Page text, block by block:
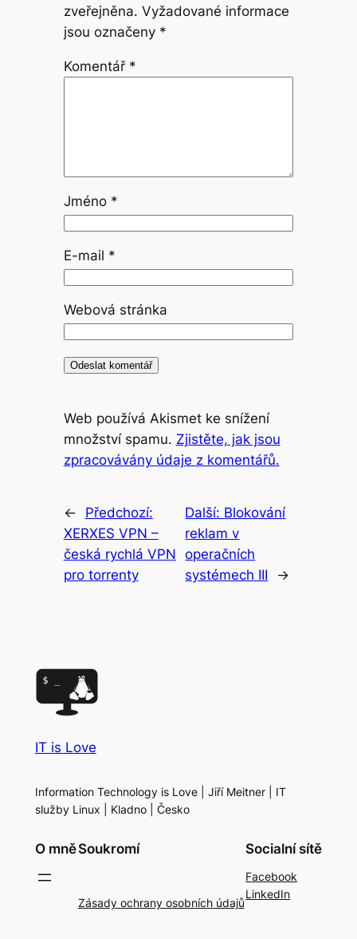
zveřejněna. Vyžadované informace
jsou označeny *
Komentář *
Jméno *
E-mail *
Webová stránka
Web používá Akismet ke snížení
množství spamu. Zjistěte, jak jsou
zpracovávány údaje z komentářů.
←
Předchozí:
XERXES VPN –
česká rychlá VPN
pro torrenty
Další: Blokování
reklam v
operačních
systémech III
→
IT is Love
Information Technology is Love | Jiří Meitner | IT
služby Linux | Kladno | Česko
O mněSoukromí
Zásady ochrany osobních údajů
Socialní sítě
Facebook
LinkedIn